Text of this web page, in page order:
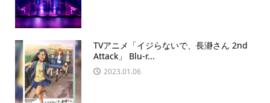
TVアニメ「イジらないで、長瀞さん 2nd
Attack」 Blu-r...
2023.01.06